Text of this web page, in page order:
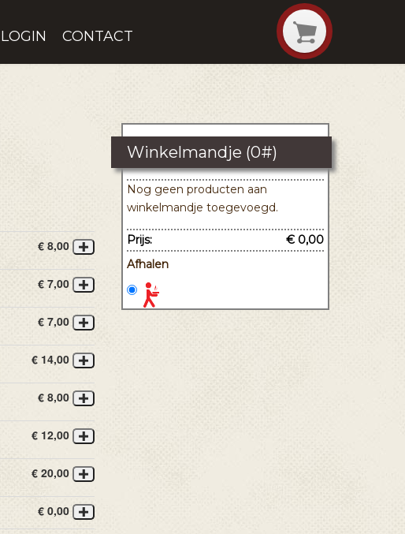
LOGIN CONTACT
€ 8,00
€ 7,00
€ 7,00
€ 14,00
€ 8,00
€ 12,00
€ 20,00
€ 0,00
Winkelmandje (0#)
Nog geen producten aan
winkelmandje toegevoegd.
Prijs:
€ 0,00
Afhalen